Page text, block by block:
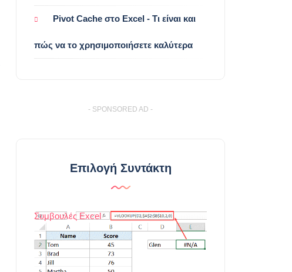
Pivot Cache στο Excel - Τι είναι και
πώς να το χρησιμοποιήσετε καλύτερα
- SPONSORED AD -
Επιλογή Συντάκτη
Συμβουλές Excel